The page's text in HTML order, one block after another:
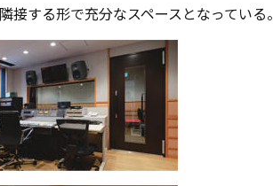
する形で充分なスペースとなっている。